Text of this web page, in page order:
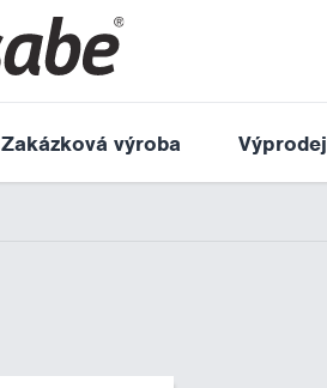
Zakázková výroba Výprodej